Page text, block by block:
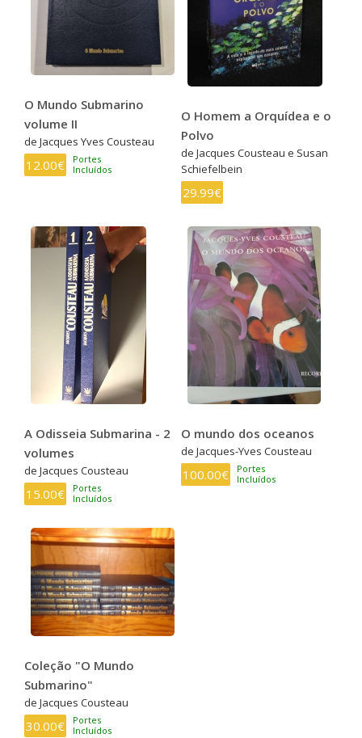
O Mundo Submarino
volume II
de Jacques Yves Cousteau
12.00€
Portes
Incluídos
O Homem a Orquídea e o
Polvo
de Jacques Cousteau e Susan
Schiefelbein
29.99€
A Odisseia Submarina - 2
volumes
de Jacques Cousteau
15.00€
Portes
Incluídos
O mundo dos oceanos
de Jacques-Yves Cousteau
100.00€
Portes
Incluídos
Coleção "O Mundo
Submarino"
de Jacques Cousteau
30.00€
Portes
Incluídos